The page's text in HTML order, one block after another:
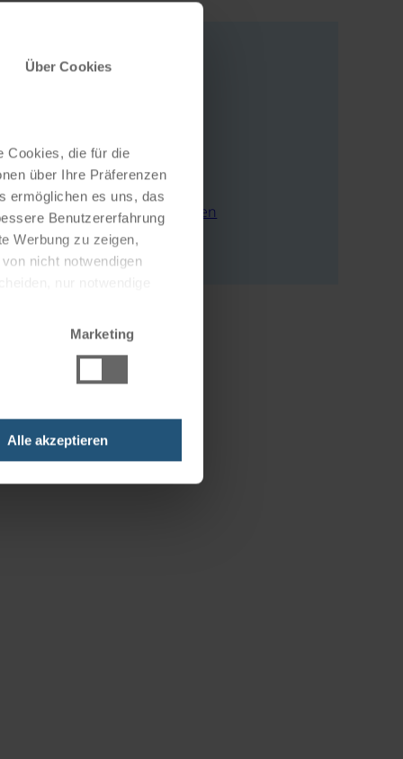
Über Cookies
Cookies, die für die
über Ihre Präferenzen
ermöglichen es uns, das
Benutzererfahrung
Werbung zu zeigen,
nicht notwendigen
Marketing
Alle akzeptieren
4830 Hallstatt
Österreich
E-Mail schreiben
Zur Webseite